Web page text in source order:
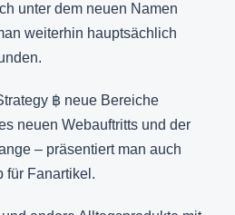
unter dem neuen Namen
weiterhin hauptsächlich
฿ neue Bereiche
neuen Webauftritts und der
– präsentiert man auch
für Fanartikel.